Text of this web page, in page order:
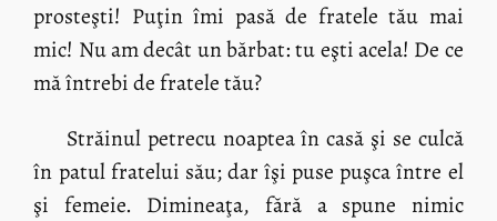
prosteşti! Puţin îmi pasă de fratele tău mai
mic! Nu am decât un bărbat: tu eşti acela! De ce
mă întrebi de fratele tău?
Străinul petrecu noaptea în casă şi se culcă
în patul fratelui său; dar îşi puse puşca între el
şi femeie. Dimineaţa, fără a spune nimic